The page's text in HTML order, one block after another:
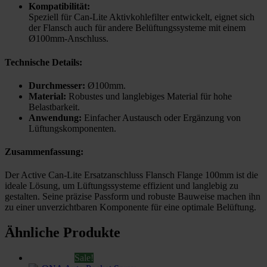
Kompatibilität:
Speziell für Can-Lite Aktivkohlefilter entwickelt, eignet sich
der Flansch auch für andere Belüftungssysteme mit einem
Ø100mm-Anschluss.
Technische Details:
Durchmesser: Ø100mm.
Material: Robustes und langlebiges Material für hohe
Belastbarkeit.
Anwendung: Einfacher Austausch oder Ergänzung von
Lüftungskomponenten.
Zusammenfassung:
Der Active Can-Lite Ersatzanschluss Flansch Flange 100mm ist die
ideale Lösung, um Lüftungssysteme effizient und langlebig zu
gestalten. Seine präzise Passform und robuste Bauweise machen ihn
zu einer unverzichtbaren Komponente für eine optimale Belüftung.
Ähnliche Produkte
Sale!